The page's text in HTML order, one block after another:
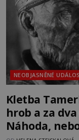
NEOBJASNĚNÉ
Kletba
hrob a za dva
Náhoda,